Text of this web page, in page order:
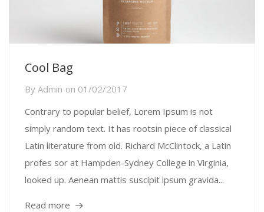
Cool Bag
By Admin on 01/02/2017
Contrary to popular belief, Lorem Ipsum is not
simply random text. It has rootsin piece of classical
Latin literature from old. Richard McClintock, a Latin
profes sor at Hampden-Sydney College in Virginia,
looked up. Aenean mattis suscipit ipsum gravida...
Read more